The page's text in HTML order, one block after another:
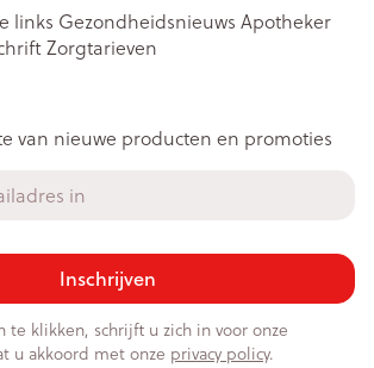
links Gezondheidsnieuws Apotheker
Zorgtarieven
van nieuwe producten en promoties
Inschrijven
te klikken, schrijft u zich in voor onze
u akkoord met onze privacy policy.